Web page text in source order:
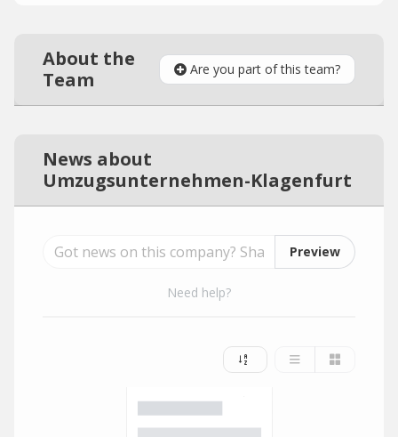
About the
Team
Are you part of this team?
News about
Umzugsunternehmen-Klagenfurt
Preview
Need help?